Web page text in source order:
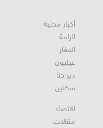
أخبار محلية
الرامة
المغار
عيلبون
دير حنا
سخنين
اقتصاد
مقالات